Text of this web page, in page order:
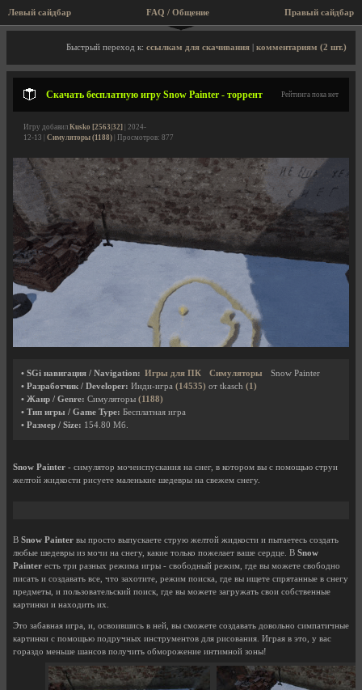
Левый сайдбар Правый сайдбар
FAQ / Общение
Описание игры, торрент, скриншоты, видео
Быстрый переход к: ссылкам для скачивания комментариям (2 шт.)
Скачать бесплатную игру Snow Painter - торрент Рейтинга пока нет
Игру добавил Kusko [2563|32] | 2024-
12-13 | Симуляторы (1188) | Просмотров: 877
• SGi навигация / Navigation: Игры для ПК Симуляторы
Snow Painter
• Разработчик / Developer: Инди-игра (14535) от tkasch (1)
• Жанр / Genre: Симуляторы (1188)
• Тип игры / Game Type: Бесплатная игра
• Размер / Size: 154.80 Мб.
Snow Painter - симулятор мочеиспускания на снег, в котором вы с помощью струи
желтой жидкости рисуете маленькие шедевры на свежем снегу.
В Snow Painter вы просто выпускаете струю желтой жидкости и пытаетесь создать
любые шедевры из мочи на снегу, какие только пожелает ваше сердце. В Snow
Painter есть три разных режима игры - свободный режим, где вы можете свободно
писать и создавать все, что захотите, режим поиска, где вы ищете спрятанные в снегу
предметы, и пользовательский поиск, где вы можете загружать свои собственные
картинки и находить их.
Это забавная игра, и, освоившись в ней, вы сможете создавать довольно симпатичные
картинки с помощью подручных инструментов для рисования. Играя в это, у вас
гораздо меньше шансов получить обморожение интимной зоны!